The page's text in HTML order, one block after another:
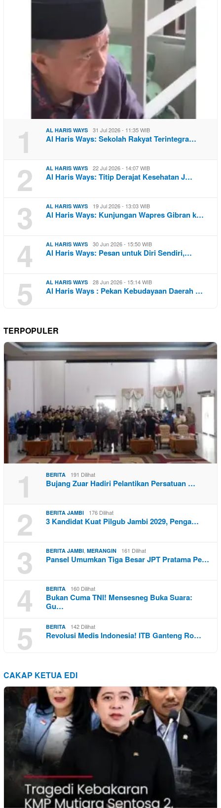
1 AL HARIS WAYS 31 Jul 2026 - 11:35 WIB
Al Haris Ways: Sekolah Rakyat Terintegra…
2 AL HARIS WAYS 22 Jul 2026 - 14:07 WIB
Al Haris Ways: Titip Derajat Kesehatan J…
3 AL HARIS WAYS 19 Jul 2026 - 13:03 WIB
Al Haris Ways: Kunjungan Wapres Gibran k…
4 AL HARIS WAYS 30 Jun 2026 - 15:50 WIB
Al Haris Ways: Pesan untuk Diri Sendiri,…
5 AL HARIS WAYS 28 Jun 2026 - 15:14 WIB
Al Haris Ways : Pekan Kebudayaan Daerah …
TERPOPULER
1 BERITA 191 Dilihat
Bujang Zuar Hadiri Pelantikan Persatuan …
2 BERITA JAMBI 176 Dilihat
3 Kandidat Kuat Pilgub Jambi 2029, Penga…
3 BERITA JAMBI, MERANGIN 161 Dilihat
Pansel Umumkan Tiga Besar JPT Pratama Pe…
4 BERITA 160 Dilihat
Bukan Cuma TNI! Mensesneg Buka Suara:
Gu…
5 BERITA 142 Dilihat
Revolusi Medis Indonesia! ITB Ganteng Ro…
CAKAP KETUA EDI